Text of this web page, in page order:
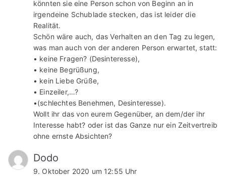
könnten sie eine Person schon von Beginn an in
irgendeine Schublade stecken, das ist leider die
Realität.
Schön wäre auch, das Verhalten an den Tag zu legen,
was man auch von der anderen Person erwartet, statt:
• keine Fragen? (Desinteresse),
• keine Begrüßung,
• kein Liebe Grüße,
• Einzeiler,…?
•(schlechtes Benehmen, Desinteresse).
Wollt ihr das von eurem Gegenüber, an dem/der ihr
Interesse habt? oder ist das Ganze nur ein Zeitvertreib
ohne ernste Absichten?
Dodo
9. Oktober 2020 um 12:55 Uhr